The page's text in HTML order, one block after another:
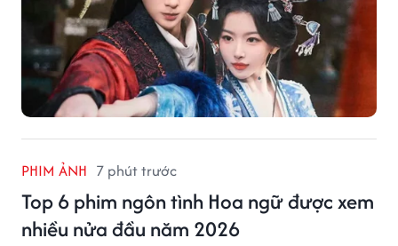
PHIM ẢNH 7 phút trước
Top 6 phim ngôn tình Hoa ngữ được xem
nhiều nửa đầu năm 2026